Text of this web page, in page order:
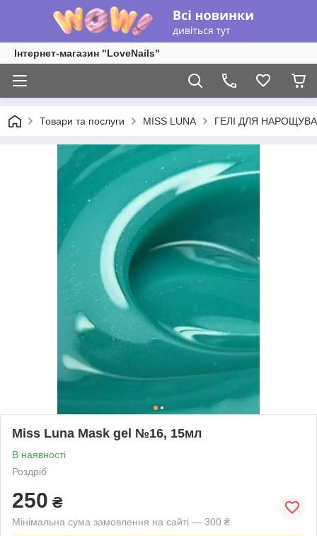
Інтернет-магазин "LoveNails"
Товари та послуги MISS LUNA ГЕЛІ ДЛЯ
Miss Luna Mask gel №16, 15мл
В наявності
Роздріб
250 ₴
Мінімальна сума замовлення на сайті — 300 ₴